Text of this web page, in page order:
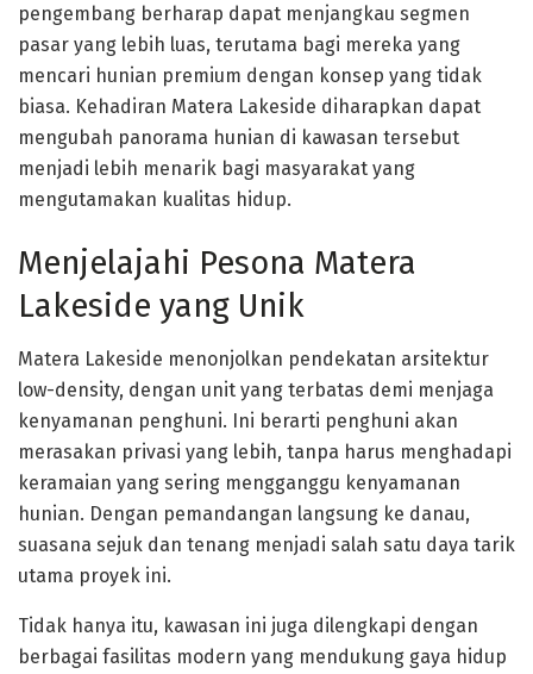
pengembang berharap dapat menjangkau segmen
pasar yang lebih luas, terutama bagi mereka yang
mencari hunian premium dengan konsep yang tidak
biasa. Kehadiran Matera Lakeside diharapkan dapat
mengubah panorama hunian di kawasan tersebut
menjadi lebih menarik bagi masyarakat yang
mengutamakan kualitas hidup.
Menjelajahi Pesona Matera
Lakeside yang Unik
Matera Lakeside menonjolkan pendekatan arsitektur
low-density, dengan unit yang terbatas demi menjaga
kenyamanan penghuni. Ini berarti penghuni akan
merasakan privasi yang lebih, tanpa harus menghadapi
keramaian yang sering mengganggu kenyamanan
hunian. Dengan pemandangan langsung ke danau,
suasana sejuk dan tenang menjadi salah satu daya tarik
utama proyek ini.
Tidak hanya itu, kawasan ini juga dilengkapi dengan
berbagai fasilitas modern yang mendukung gaya hidup